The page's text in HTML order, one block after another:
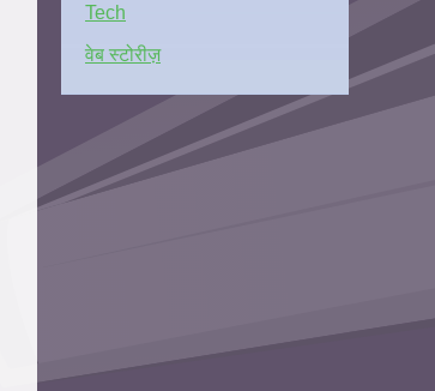
Tech
वेब स्टोरीज़